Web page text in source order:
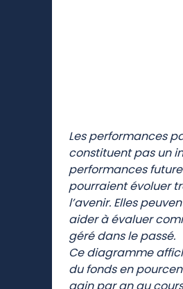
Les performances
constituent pas un
performances
pourraient évoluer
l’avenir. Elles
aider à évaluer
géré dans le passé.
Ce diagramme
du fonds en